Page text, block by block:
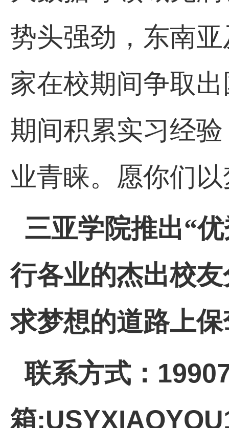
势头强劲，东南
家在校期间争取
期间积累实习经
业青睐。愿你们
三亚学院推出“
行各业的杰出校
求梦想的道路上
联系方式：
箱